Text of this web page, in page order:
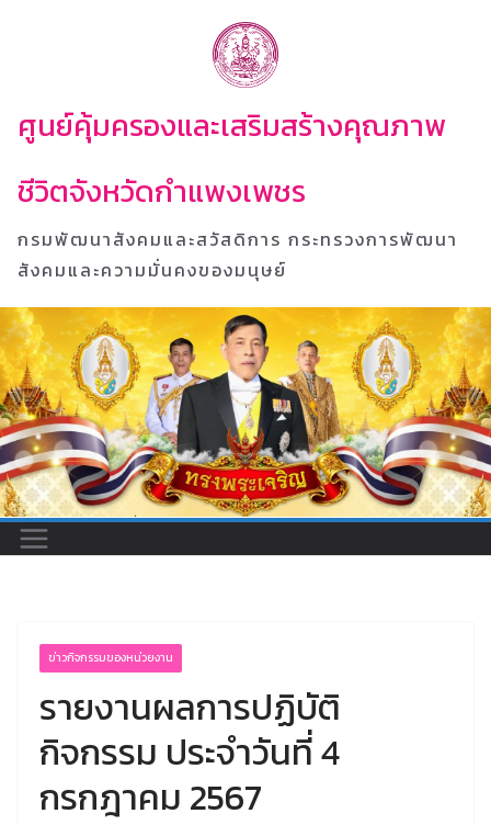
ศูนย์คุ้มครองและเสริมสร้างคุณภาพ
ชีวิตจังหวัดกำแพงเพชร
กรมพัฒนาสังคมและสวัสดิการ กระทรวงการพัฒนา
สังคมและความมั่นคงของมนุษย์
ข่าวกิจกรรมของหน่วยงาน
รายงานผลการปฏิบัติ
กิจกรรม ประจำวันที่ 4
กรกฎาคม 2567